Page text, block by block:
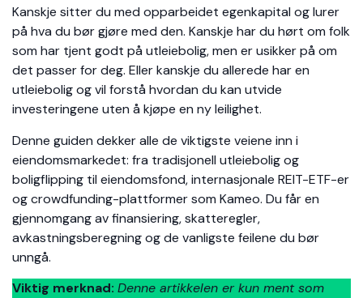
Kanskje sitter du med opparbeidet egenkapital og lurer
på hva du bør gjøre med den. Kanskje har du hørt om folk
som har tjent godt på utleiebolig, men er usikker på om
det passer for deg. Eller kanskje du allerede har en
utleiebolig og vil forstå hvordan du kan utvide
investeringene uten å kjøpe en ny leilighet.
Denne guiden dekker alle de viktigste veiene inn i
eiendomsmarkedet: fra tradisjonell utleiebolig og
boligflipping til eiendomsfond, internasjonale REIT-ETF-er
og crowdfunding-plattformer som Kameo. Du får en
gjennomgang av finansiering, skatteregler,
avkastningsberegning og de vanligste feilene du bør
unngå.
Viktig merknad: Denne artikkelen er kun ment som